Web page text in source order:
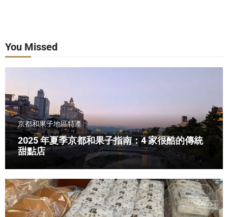
You Missed
京都和果子地區特產
2025 年夏季京都和果子指南：4 家很酷的傳統
甜點店